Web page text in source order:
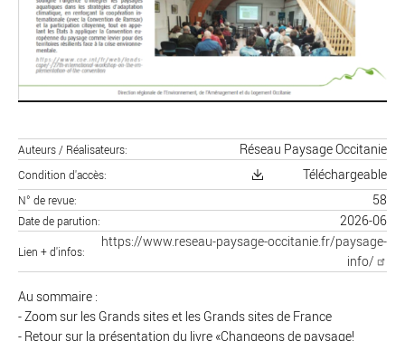
Auteurs / Réalisateurs Réseau Paysage Occitanie
Condition d'accès Téléchargeable
N° de revue 58
Date de parution 2026-06
Lien + d'infos
https://www.reseau-paysage-occitanie.fr/paysage-
info/
Au sommaire :
- Zoom sur les Grands sites et les Grands sites de France
- Retour sur la présentation du livre «Changeons de paysage!